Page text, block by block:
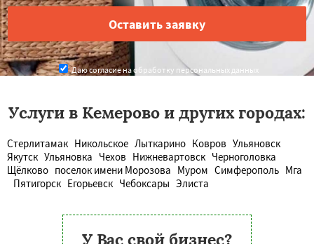
Даю согласие на обработку персональных данных
Услуги в Кемерово и других городах:
Стерлитамак Никольское Лыткарино Ковров Ульяновск
Якутск Ульяновка Чехов Нижневартовск Черноголовка
Щёлково поселок имени Морозова Муром Симферополь Мга
Пятигорск Егорьевск Чебоксары Элиста
У Вас свой бизнес?